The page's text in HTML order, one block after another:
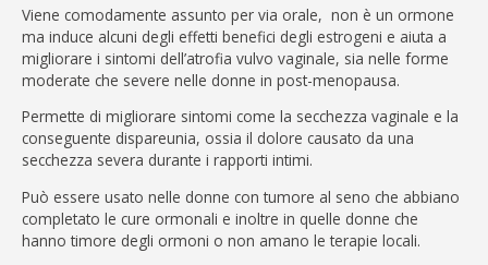
Viene comodamente assunto per via orale, non è un ormone
ma induce alcuni degli effetti benefici degli estrogeni e aiuta a
migliorare i sintomi dell’atrofia vulvo vaginale, sia nelle forme
moderate che severe nelle donne in post-menopausa.
Permette di migliorare sintomi come la secchezza vaginale e la
conseguente dispareunia, ossia il dolore causato da una
secchezza severa durante i rapporti intimi.
Può essere usato nelle donne con tumore al seno che abbiano
completato le cure ormonali e inoltre in quelle donne che
hanno timore degli ormoni o non amano le terapie locali.